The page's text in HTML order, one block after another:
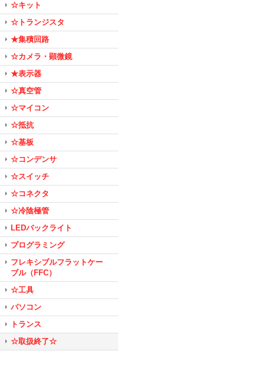
☆キット
☆トランジスタ
★集積回路
☆カメラ・顕微鏡
★表示器
☆真空管
☆マイコン
☆抵抗
☆基板
☆コンデンサ
☆スイッチ
☆コネクタ
☆冷陰極管
LEDバックライト
プログラミング
フレキシブルフラットケー
ブル（FFC）
☆工具
パソコン
トランス
☆取扱終了☆